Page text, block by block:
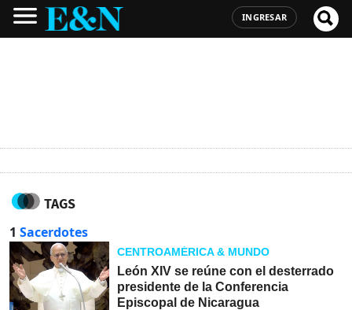
INGRESAR
TAGS
1 Sacerdotes
CENTROAMÉRICA & MUNDO
León XIV se reúne con el desterrado
presidente de la Conferencia
Episcopal de Nicaragua